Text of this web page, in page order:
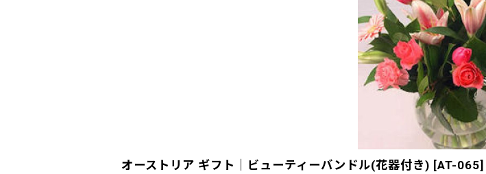
オーストリア ギフト｜ビューティーバンドル(花器付き) [AT-065]